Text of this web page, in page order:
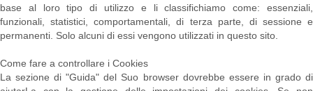
base al loro tipo di utilizzo e li classifichiamo come: essenziali,
funzionali, statistici, comportamentali, di terza parte, di sessione e
permanenti. Solo alcuni di essi vengono utilizzati in questo sito.
Come fare a controllare i Cookies
La sezione di "Guida" del Suo browser dovrebbe essere in grado di